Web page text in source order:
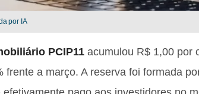
por IA
PCIP11 acumulou R$ 1,00 por
frente a março. A reserva foi formada